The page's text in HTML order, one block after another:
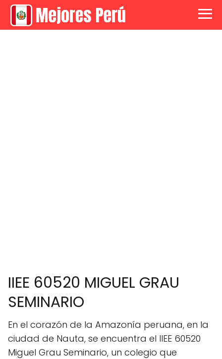
IIEE 60520 MIGUEL GRAU
SEMINARIO
En el corazón de la Amazonía peruana, en la
ciudad de Nauta, se encuentra el IIEE 60520
Miguel Grau Seminario, un colegio que